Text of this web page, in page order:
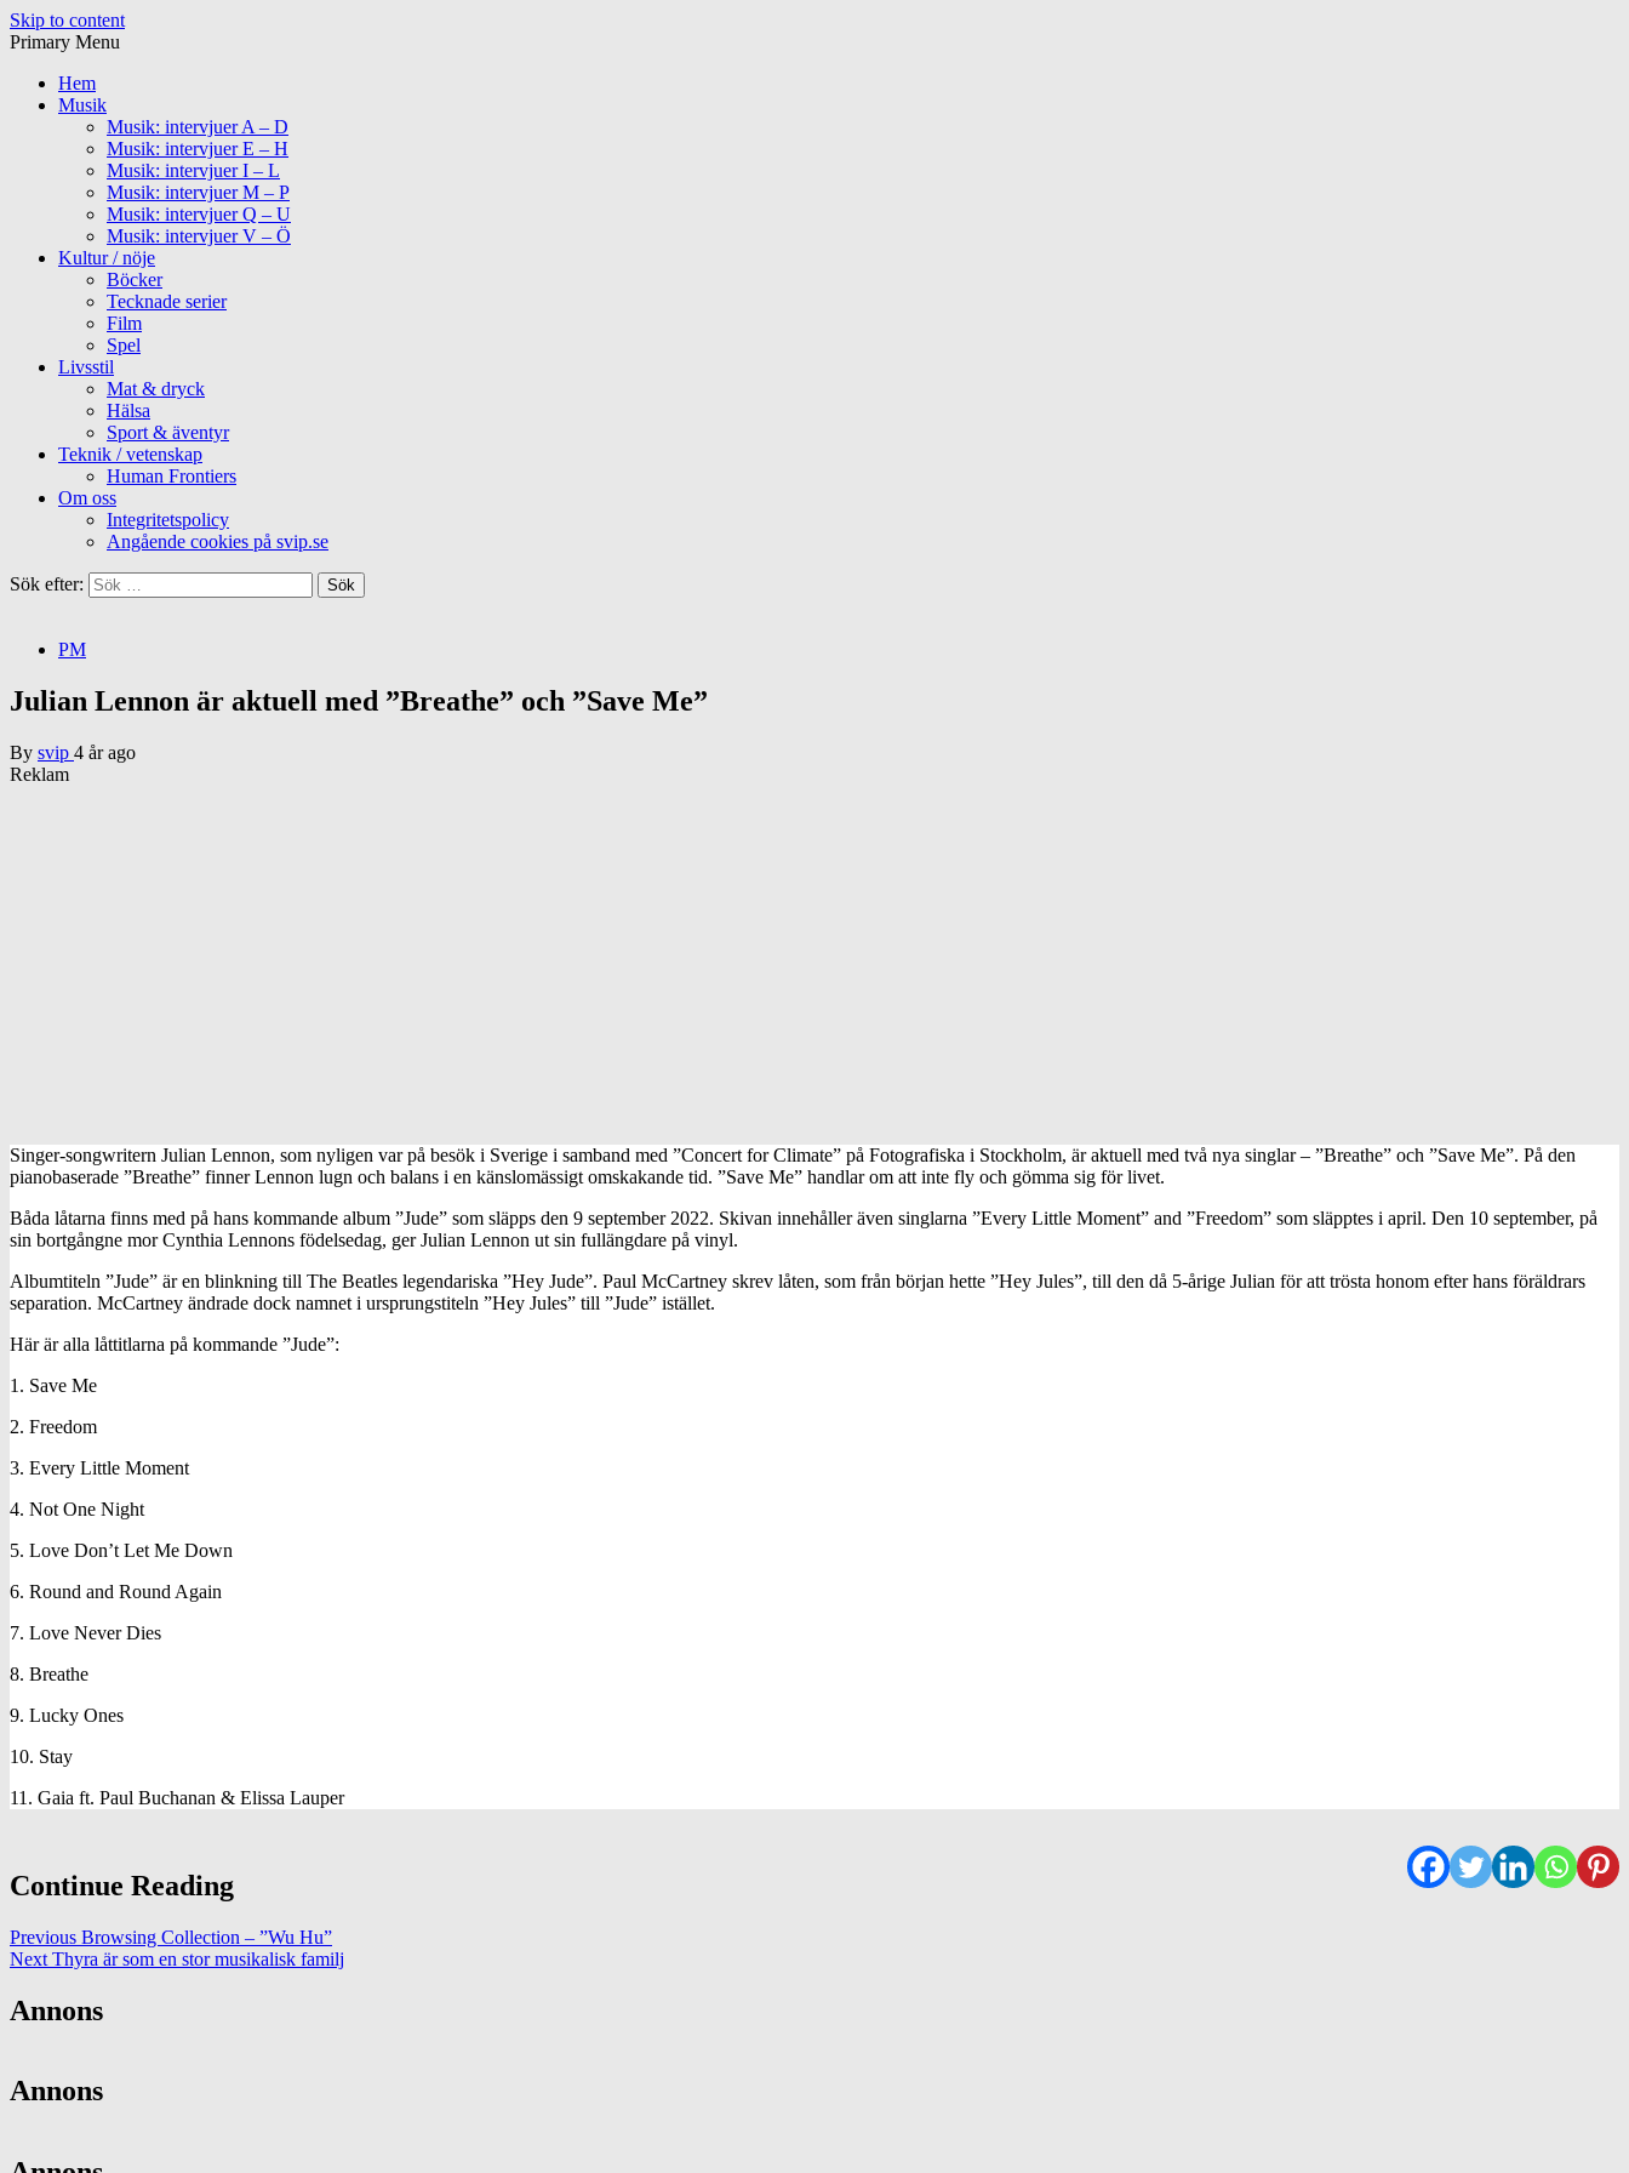
Skip to content
Primary Menu
Hem
Musik
Musik: intervjuer A – D
Musik: intervjuer E – H
Musik: intervjuer I – L
Musik: intervjuer M – P
Musik: intervjuer Q – U
Musik: intervjuer V – Ö
Kultur / nöje
Böcker
Tecknade serier
Film
Spel
Livsstil
Mat & dryck
Hälsa
Sport & äventyr
Teknik / vetenskap
Human Frontiers
Om oss
Integritetspolicy
Angående cookies på svip.se
Sök efter:
PM
Julian Lennon är aktuell med ”Breathe” och ”Save Me”
By svip 4 år ago
Reklam
Singer-songwritern Julian Lennon, som nyligen var på besök i Sverige i samband med ”Concert for Climate” på Fotografiska i Stockholm, är aktuell med två nya singlar – ”Breathe” och ”Save Me”. På den
pianobaserade ”Breathe” finner Lennon lugn och balans i en känslomässigt omskakande tid. ”Save Me” handlar om att inte fly och gömma sig för livet.
Båda låtarna finns med på hans kommande album ”Jude” som släpps den 9 september 2022. Skivan innehåller även singlarna ”Every Little Moment” and ”Freedom” som släpptes i april. Den 10 september, på
sin bortgångne mor Cynthia Lennons födelsedag, ger Julian Lennon ut sin fullängdare på vinyl.
Albumtiteln ”Jude” är en blinkning till The Beatles legendariska ”Hey Jude”. Paul McCartney skrev låten, som från början hette ”Hey Jules”, till den då 5-årige Julian för att trösta honom efter hans föräldrars
separation. McCartney ändrade dock namnet i ursprungstiteln ”Hey Jules” till ”Jude” istället.
Här är alla låttitlarna på kommande ”Jude”:
1. Save Me
2. Freedom
3. Every Little Moment
4. Not One Night
5. Love Don’t Let Me Down
6. Round and Round Again
7. Love Never Dies
8. Breathe
9. Lucky Ones
10. Stay
11. Gaia ft. Paul Buchanan & Elissa Lauper
Continue Reading
Previous Browsing Collection – ”Wu Hu”
Next Thyra är som en stor musikalisk familj
Annons
Annons